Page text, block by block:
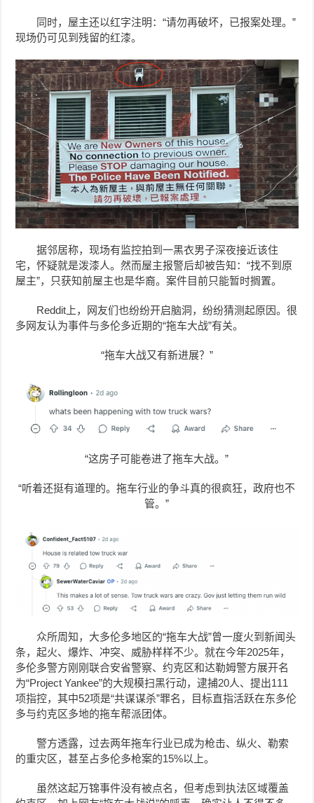
同时，屋主还以红字注明：“请勿再破坏，已报案处理。”
现场仍可见到残留的红漆。
据邻居称，现场有监控拍到一黑衣男子深夜接近该住
宅，怀疑就是泼漆人。然而屋主报警后却被告知：“找不到原
屋主”，只获知前屋主也是华裔。案件目前只能暂时搁置。
Reddit上，网友们也纷纷开启脑洞，纷纷猜测起原因。很
多网友认为事件与多伦多近期的“拖车大战”有关。
“拖车大战又有新进展？”
“这房子可能卷进了拖车大战。”
“听着还挺有道理的。拖车行业的争斗真的很疯狂，政府也不
管。”
众所周知，大多伦多地区的“拖车大战”曾一度火到新闻头
条，起火、爆炸、冲突、威胁样样不少。就在今年2025年，
多伦多警方刚刚联合安省警察、约克区和达勒姆警方展开名
为“Project Yankee”的大规模扫黑行动，逮捕20人、提出111
项指控，其中52项是“共谋谋杀”罪名，目标直指活跃在东多伦
多与约克区多地的拖车帮派团体。
警方透露，过去两年拖车行业已成为枪击、纵火、勒索
的重灾区，甚至占多伦多枪案的15%以上。
虽然这起万锦事件没有被点名，但考虑到执法区域覆盖